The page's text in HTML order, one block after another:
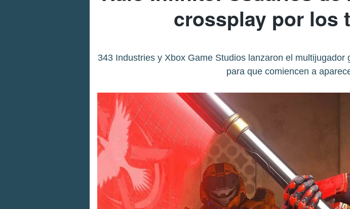
crossplay por los
343 Industries y Xbox Game Studios lanzaron el
para que comiencen a